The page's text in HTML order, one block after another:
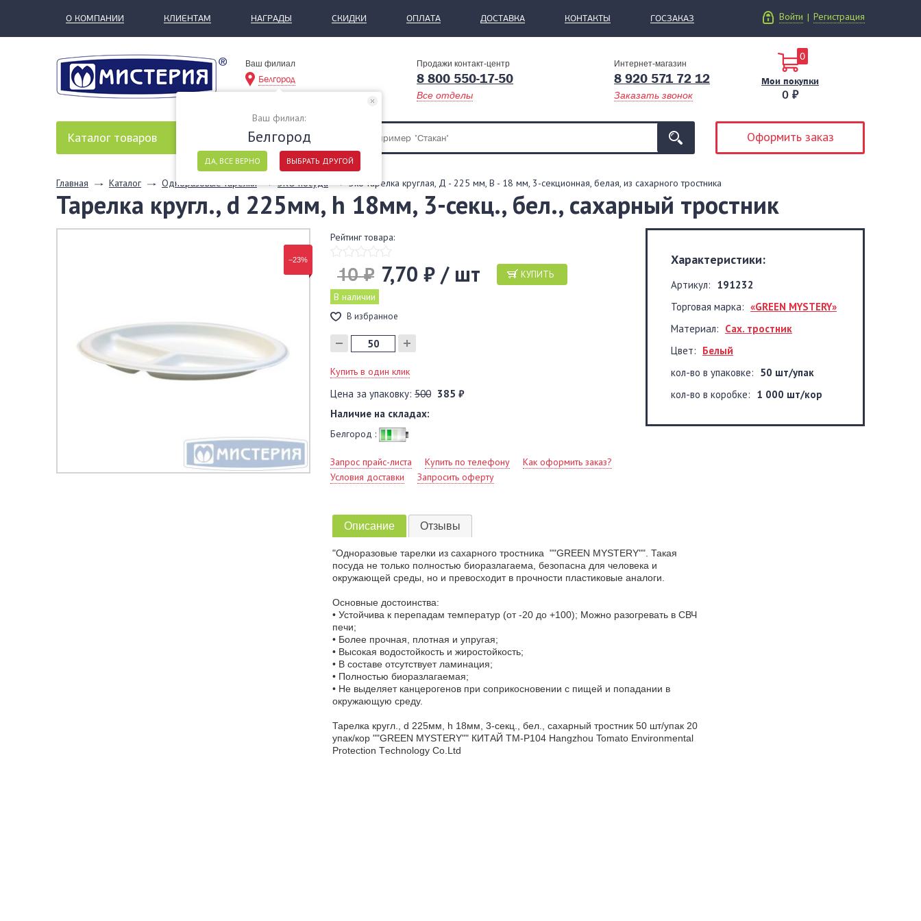
О КОМПАНИИ КЛИЕНТАМ НАГРАДЫ СКИДКИ ОПЛАТА ДОСТАВКА КОНТАКТЫ ГОСЗАКАЗ Войти | Регистрация
Ваш филиал
Белгород
Продажи контакт-центр
8 800 550-17-50
Все отделы
Ваш филиал:
Белгород
ДА, ВСЕ ВЕРНО ВЫБРАТЬ ДРУГОЙ
Интернет-магазин
8 920 571 72 12
Заказать звонок
0
Мои покупки
0 ₽
Каталог товаров Оформить заказ
Главная Каталог Одноразовые тарелки ЭКО посуда Эко тарелка круглая, Д - 225 мм, В - 18 мм, 3-секционная, белая, из сахарного тростника
Тарелка кругл., d 225мм, h 18мм, 3-секц., бел., сахарный тростник
−23% Характеристики:
Артикул: 191232
Торговая марка: «GREEN MYSTERY»
Материал: Сах. тростник
Цвет: Белый
кол-во в упаковке: 50 шт/упак
кол-во в коробке: 1 000 шт/кор
Рейтинг товара:
7,70 ₽ / шт
10 ₽ КУПИТЬ
В наличии
В избранное
Купить в один клик
Цена за упаковку: 500 385 ₽
Наличие на складах:
Белгород :
Запрос прайс-листа Купить по телефону
Как оформить заказ?
Условия доставки
Запросить оферту
Описание Отзывы
"Одноразовые тарелки из сахарного тростника ""GREEN MYSTERY"". Такая
посуда не только полностью биоразлагаема, безопасна для человека и
окружающей среды, но и превосходит в прочности пластиковые аналоги.
Основные достоинства:
• Устойчива к перепадам температур (от -20 до +100); Можно разогревать в СВЧ
печи;
• Более прочная, плотная и упругая;
• Высокая водостойкость и жиростойкость;
• В составе отсутствует ламинация;
• Полностью биоразлагаемая;
• Не выделяет канцерогенов при соприкосновении с пищей и попадании в
окружающую среду.
Тарелка кругл., d 225мм, h 18мм, 3-секц., бел., сахарный тростник 50 шт/упак 20
упак/кор ""GREEN MYSTERY"" КИТАЙ ТМ-Р104 Hangzhou Tomato Environmental
Protection Тechnology Co.Ltd